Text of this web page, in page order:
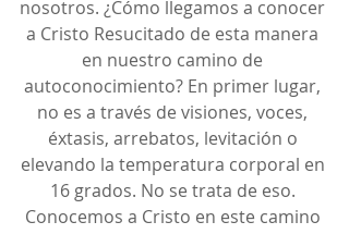
nosotros. ¿Cómo llegamos a conocer
a Cristo Resucitado de esta manera
en nuestro camino de
autoconocimiento? En primer lugar,
no es a través de visiones, voces,
éxtasis, arrebatos, levitación o
elevando la temperatura corporal en
16 grados. No se trata de eso.
Conocemos a Cristo en este camino